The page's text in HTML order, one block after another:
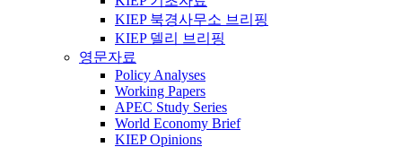
KIEP 북경사무소 브리핑
KIEP 델리 브리핑
영문자료
Policy Analyses
Working Papers
APEC Study Series
World Economy Brief
KIEP Opinions